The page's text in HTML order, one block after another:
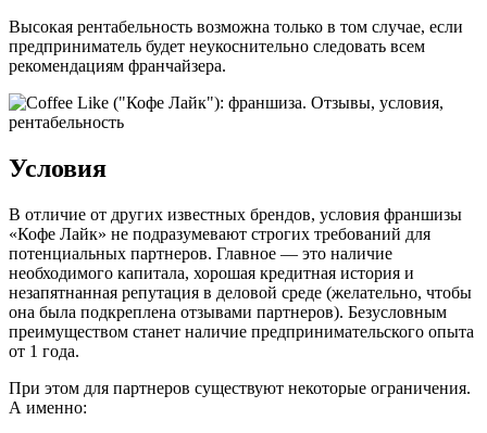
Высокая рентабельность возможна только в том случае, если
предприниматель будет неукоснительно следовать всем
рекомендациям франчайзера.
Условия
В отличие от других известных брендов, условия франшизы
«Кофе Лайк» не подразумевают строгих требований для
потенциальных партнеров. Главное — это наличие
необходимого капитала, хорошая кредитная история и
незапятнанная репутация в деловой среде (желательно, чтобы
она была подкреплена отзывами партнеров). Безусловным
преимуществом станет наличие предпринимательского опыта
от 1 года.
При этом для партнеров существуют некоторые ограничения.
А именно: